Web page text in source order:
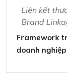
Liên kết
Brand
Framework
doanh